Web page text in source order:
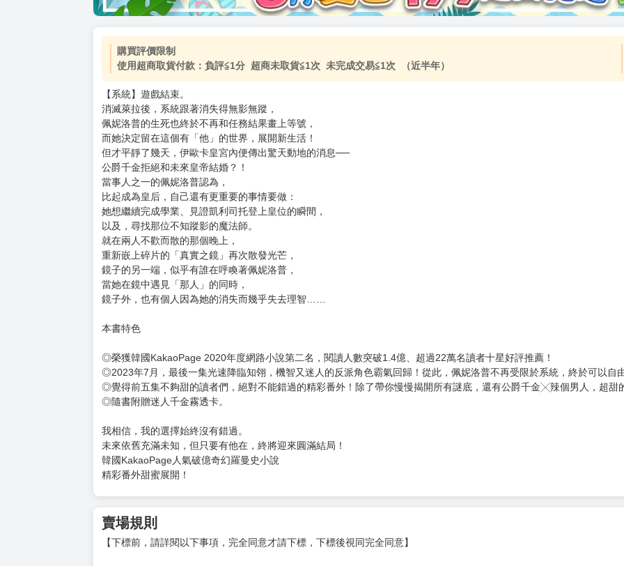
加價購 ( 共
(加購品) 買動漫★《$15元-加固紙箱包裝》
-
+
購買評價限制
使用超商取貨付款：負評≦1分 超商未取貨≦1次 未完成交易≦1次 （近半年）
【系統】遊戲結束。
消滅萊拉後，系統跟著消失得無影無蹤，
佩妮洛普的生死也終於不再和任務結果畫上等號，
而她決定留在這個有「他」的世界，展開新生活！
但才平靜了幾天，伊歐卡皇宮內便傳出驚天動地的消息──
當事人之一的佩妮洛普認為，
她想繼續完成學業、見證凱利司托登上皇位的瞬間，
以及，尋找那位不知蹤影的魔法師。
就在兩人不歡而散的那個晚上，
重新嵌上碎片的「真實之鏡」再次散發光芒，
當她在鏡中遇見「那人」的同時，
鏡子外，也有個人因為她的消失而幾乎失去理智……
本書特色
◎榮獲韓國KakaoPage 2020年度網路小說第二名，閱讀人數突破1.4億、超過22萬名讀者十星好評推薦！
◎2023年7月，最後一集光速降臨知翎，機智又迷人的反派角色霸氣回歸！從此，佩妮洛普不再受限於系統，終於可以自
◎覺得前五集不夠甜的讀者們，絕對不能錯過的精彩番外！除了帶你慢慢揭開所有謎底，還有公爵千金╳辣個男人，超甜
◎隨書附贈迷人千金霧透卡。